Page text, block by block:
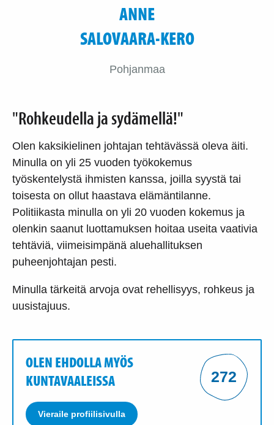
ANNE
SALOVAARA-KERO
Pohjanmaa
"Rohkeudella ja sydämellä!"
Olen kaksikielinen johtajan tehtävässä oleva äiti.
Minulla on yli 25 vuoden työkokemus
työskentelystä ihmisten kanssa, joilla syystä tai
toisesta on ollut haastava elämäntilanne.
Politiikasta minulla on yli 20 vuoden kokemus ja
olenkin saanut luottamuksen hoitaa useita vaativia
tehtäviä, viimeisimpänä aluehallituksen
puheenjohtajan pesti.
Minulla tärkeitä arvoja ovat rehellisyys, rohkeus ja
uusistajuus.
OLEN EHDOLLA MYÖS
KUNTAVAALEISSA
Vieraile profiilisivulla
272